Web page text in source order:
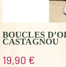
BOUCLES
CASTAGNOU
19,90 €